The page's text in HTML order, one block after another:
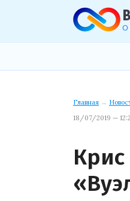
Главная →
18/07/2019 —